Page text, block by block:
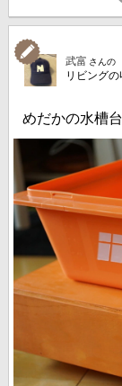
武富 さんの
リビング
めだかの水槽